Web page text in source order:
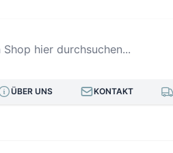
hier durchsuchen...
ÜBER UNS KONTAKT